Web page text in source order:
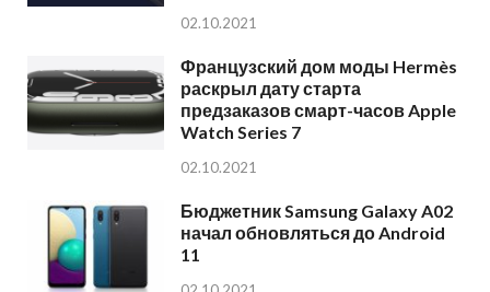
02.10.2021
Французский дом моды Hermès
раскрыл дату старта
предзаказов смарт-часов Apple
Watch Series 7
02.10.2021
Бюджетник Samsung Galaxy A02
начал обновляться до Android
11